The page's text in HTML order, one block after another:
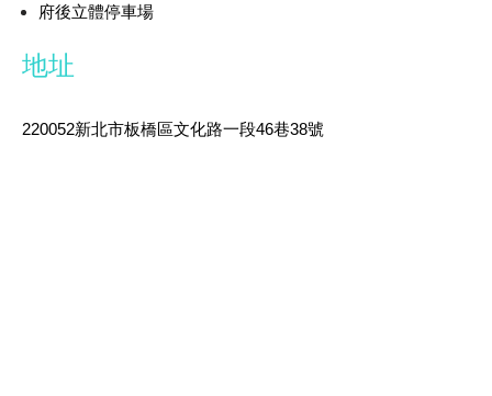
府後立體停車場
地址
220052新北市板橋區文化路一段46巷38號